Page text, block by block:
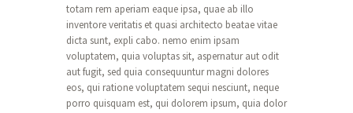
totam rem aperiam eaque ipsa, quae ab illo
inventore veritatis et quasi architecto beatae vitae
dicta sunt, expli cabo. nemo enim ipsam
voluptatem, quia voluptas sit, aspernatur aut odit
aut fugit, sed quia consequuntur magni dolores
eos, qui ratione voluptatem sequi nesciunt, neque
porro quisquam est, qui dolorem ipsum, quia dolor